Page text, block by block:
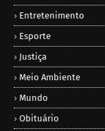
Entretenimento
Esporte
Justiça
Meio Ambiente
Mundo
Obituário